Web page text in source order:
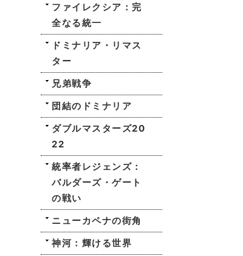
ファイレクシア：完
全なる統一
ドミナリア・リマス
ター
兄弟戦争
団結のドミナリア
ダブルマスターズ20
22
統率者レジェンズ：
バルダーズ・ゲート
の戦い
ニューカペナの街角
神河：輝ける世界